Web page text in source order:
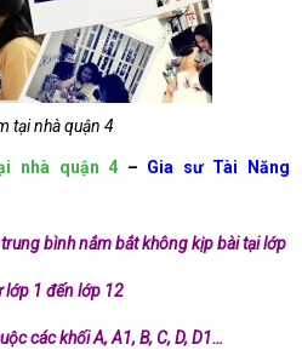
tại nhà quận 4
nhà quận 4 – Gia sư Tài Năng
bình nắm bắt không kịp bài tại lớp
lớp 1 đến lớp 12
các khối A, A1, B, C, D, D1…